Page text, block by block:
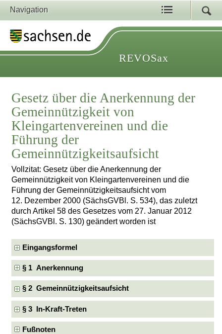
Navigation
REVOSax
Gesetz über die Anerkennung der
Gemeinnützigkeit von
Kleingartenvereinen und die
Führung der
Gemeinnützigkeitsaufsicht
Vollzitat: Gesetz über die Anerkennung der
Gemeinnützigkeit von Kleingartenvereinen und die
Führung der Gemeinnützigkeitsaufsicht vom
12. Dezember 2000 (SächsGVBl. S. 534), das zuletzt
durch Artikel 58 des Gesetzes vom 27. Januar 2012
(SächsGVBl. S. 130) geändert worden ist
Eingangsformel
§ 1 Anerkennung
§ 2 Gemeinnützigkeitsaufsicht
§ 3 In-Kraft-Treten
Fußnoten